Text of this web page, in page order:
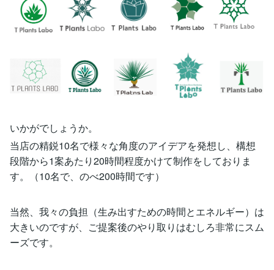
いかがでしょうか。
当店の精鋭10名で様々な角度のアイデアを発想し、構想
段階から1案あたり20時間程度かけて制作をしておりま
す。（10名で、のべ200時間です）
当然、我々の負担（生み出すための時間とエネルギー）は
大きいのですが、ご提案後のやり取りはむしろ非常にスム
ーズです。